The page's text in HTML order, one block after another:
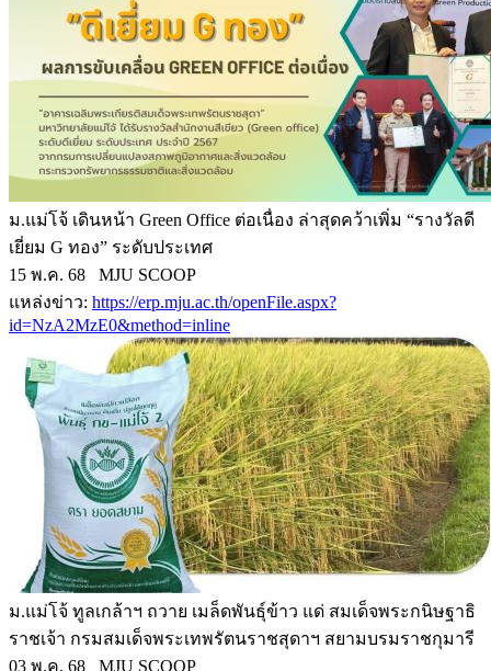
ม.แม่โจ้ เดินหน้า Green Office ต่อเนื่อง ล่าสุดคว้าเพิ่ม “รางวัลดี
เยี่ยม G ทอง” ระดับประเทศ
15 พ.ค. 68 MJU SCOOP
แหล่งข่าว: https://erp.mju.ac.th/openFile.aspx?
id=NzA2MzE0&method=inline
ม.แม่โจ้ ทูลเกล้าฯ ถวาย เมล็ดพันธุ์ข้าว แด่ สมเด็จพระกนิษฐาธิ
ราชเจ้า กรมสมเด็จพระเทพรัตนราชสุดาฯ สยามบรมราชกุมารี
03 พ.ค. 68 MJU SCOOP